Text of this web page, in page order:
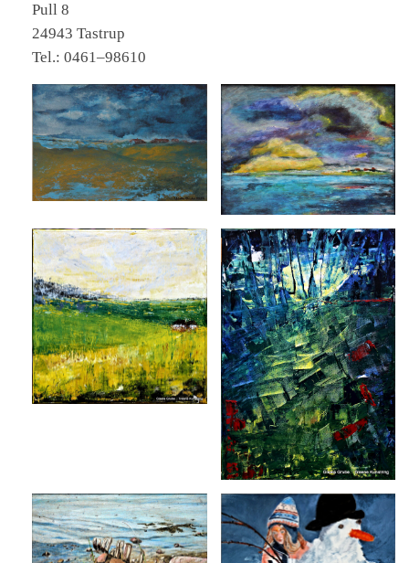
Pull 8
24943 Tastrup
Tel.: 0461–98610